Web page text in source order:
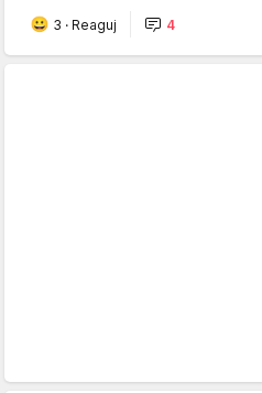
3 · Reaguj 4